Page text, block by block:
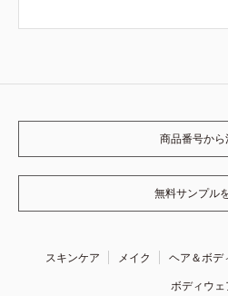
商品番号から
無料サンプル
スキンケア メイク ヘア＆ボデ
ボディウェ